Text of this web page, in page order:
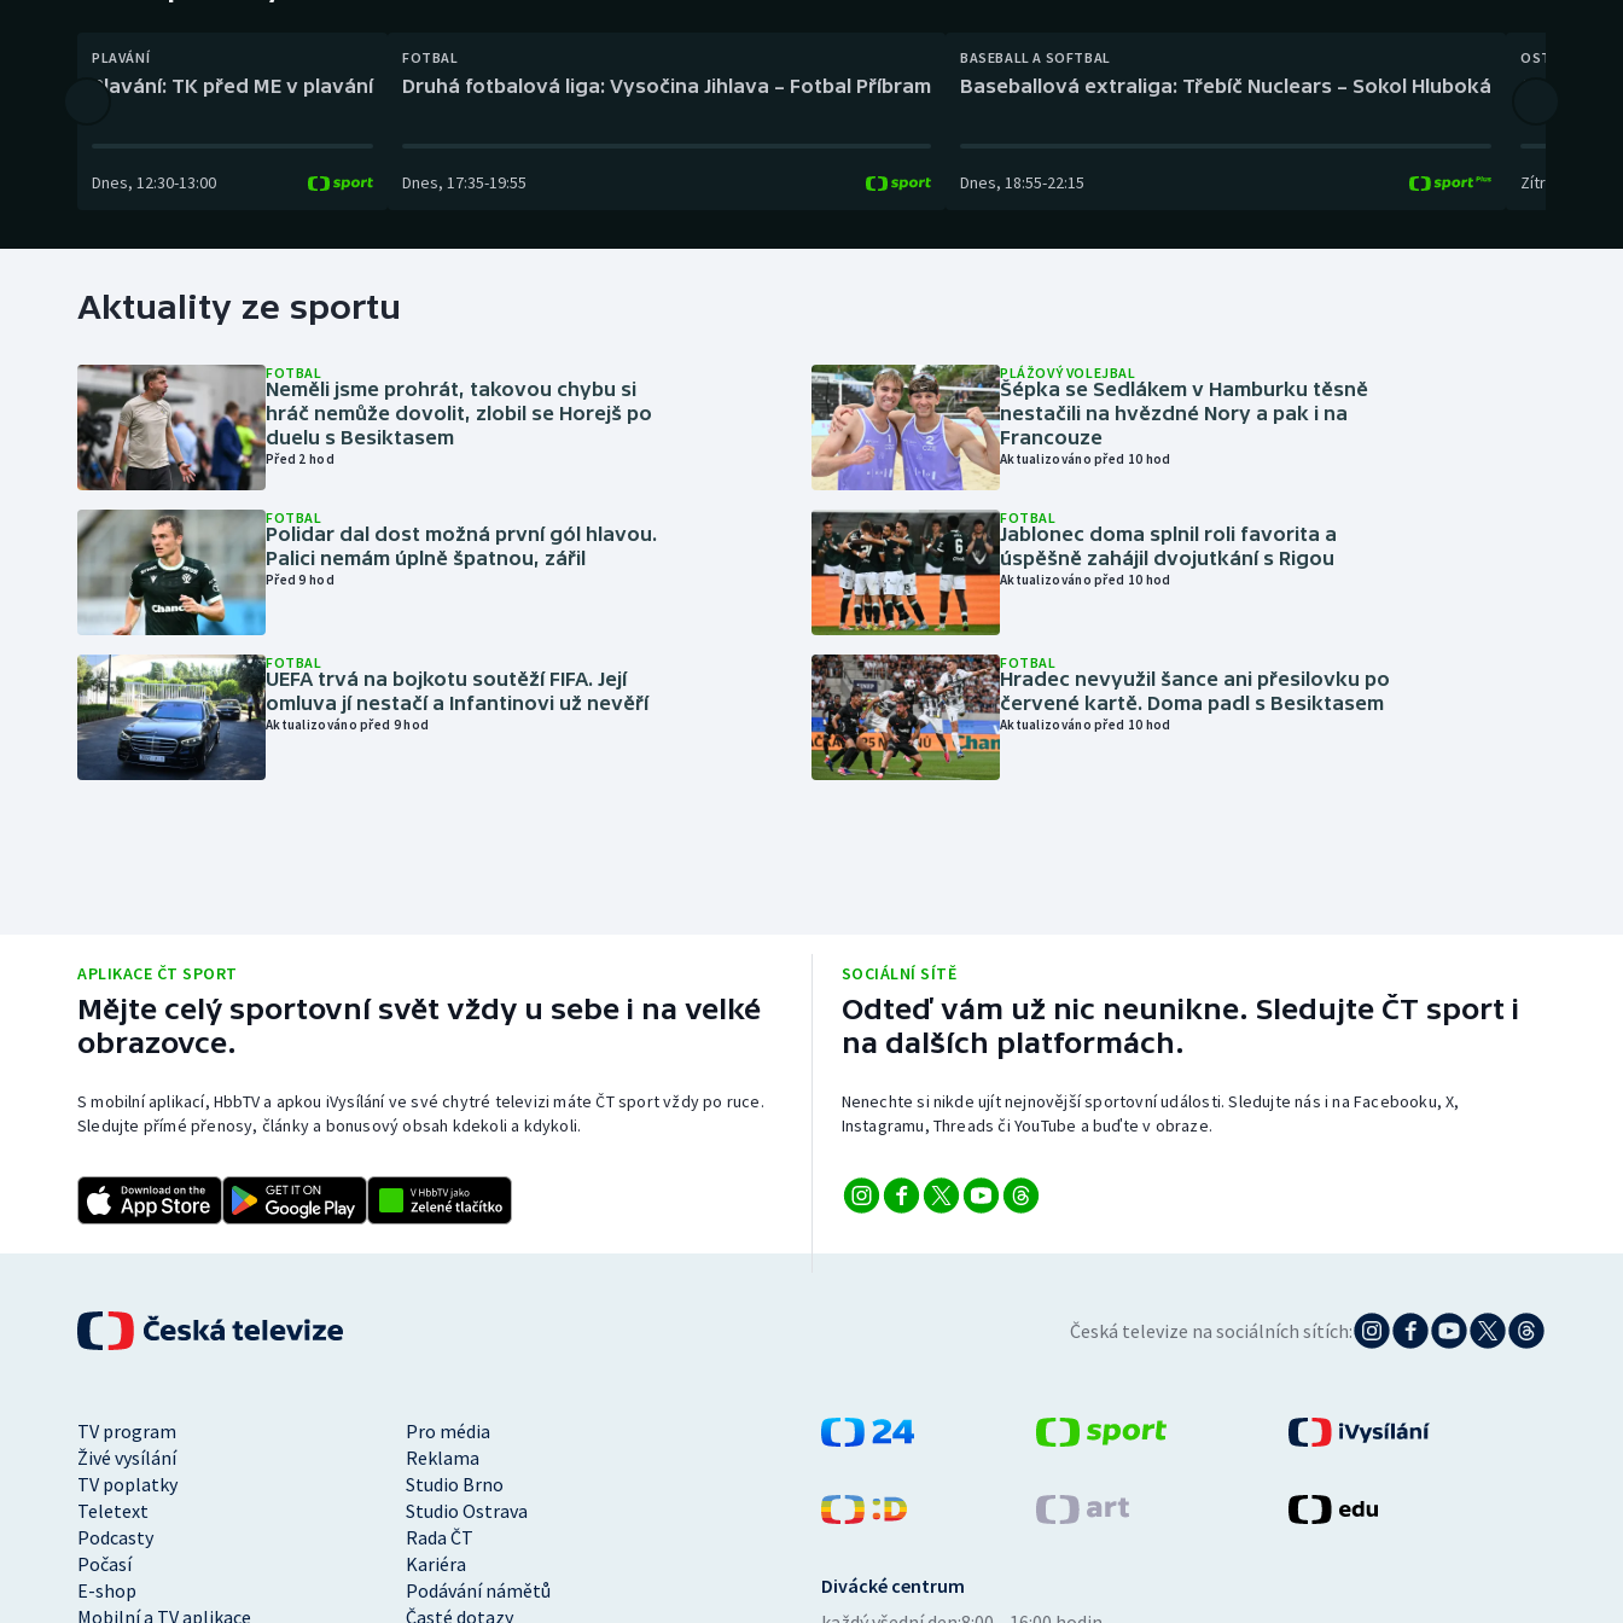
Dostihy
Futsal
Gymnastika
Veslování
Volejbal
PLAVÁNÍ
Plavání: TK před ME v plavání
Dnes, 12:30-13:00
FOTBAL
Druhá fotbalová liga: Vysočina Jihlava – Fotbal Příbram
Dnes, 17:35-19:55
BASEBALL A SOFTBAL
Baseballová extraliga: Třebíč Nuclears – Sokol Hluboká
Dnes, 18:55-22:15
OSTATNÍ
Zítra
Aktuality ze sportu
FOTBAL
Neměli jsme prohrát, takovou chybu si
hráč nemůže dovolit, zlobil se Horejš po
duelu s Besiktasem
Před 2 hod
FOTBAL
Polidar dal dost možná první gól hlavou.
Palici nemám úplně špatnou, zářil
Před 9 hod
FOTBAL
UEFA trvá na bojkotu soutěží FIFA. Její
omluva jí nestačí a Infantinovi už nevěří
Aktualizováno před 9 hod
PLÁŽOVÝ VOLEJBAL
Šépka se Sedlákem v Hamburku těsně
nestačili na hvězdné Nory a pak i na
Francouze
Aktualizováno před 10 hod
FOTBAL
Jablonec doma splnil roli favorita a
úspěšně zahájil dvojutkání s Rigou
Aktualizováno před 10 hod
FOTBAL
Hradec nevyužil šance ani přesilovku po
červené kartě. Doma padl s Besiktasem
Aktualizováno před 10 hod
APLIKACE ČT SPORT
Mějte celý sportovní svět vždy u sebe i na velké
obrazovce.
S mobilní aplikací, HbbTV a apkou iVysílání ve své chytré televizi máte ČT sport vždy po ruce.
Sledujte přímé přenosy, články a bonusový obsah kdekoli a kdykoli.
SOCIÁLNÍ SÍTĚ
Odteď vám už nic neunikne. Sledujte ČT sport i
na dalších platformách.
Nenechte si nikde ujít nejnovější sportovní události. Sledujte nás i na Facebooku, X,
Instagramu, Threads či YouTube a buďte v obraze.
Česká televize na sociálních sítích:
TV program
Pro média
Živé vysílání
Reklama
TV poplatky
Studio Brno
Teletext
Studio Ostrava
Podcasty
Rada ČT
Počasí
Kariéra
E-shop
Podávání námětů
Mobilní a TV aplikace
Časté dotazy
Divácké centrum